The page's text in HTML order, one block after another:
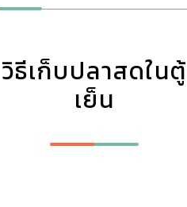
วิธีเก็บปลาสดในตู้
เย็น